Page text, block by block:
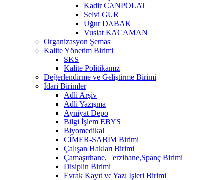
Kadir CANPOLAT
Selvi GÜR
Uğur DABAK
Vuslat KACAMAN
Organizasyon Şeması
Kalite Yönetim Birimi
SKS
Kalite Politikamız
Değerlendirme ve Geliştirme Birimi
İdari Birimler
Adli Arşiv
Adli Yazışma
Ayniyat Depo
Bilgi İşlem EBYS
Biyomedikal
CİMER-SABİM Birimi
Çalışan Hakları Birimi
Çamaşırhane, Terzihane,Spanç Birimi
Disiplin Birimi
Evrak Kayıt ve Yazı İşleri Birimi